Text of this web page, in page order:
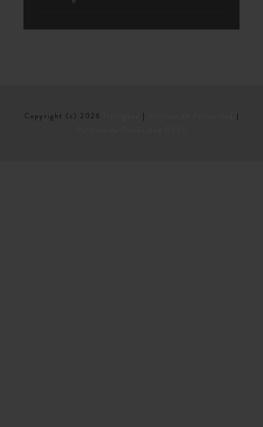
Copyright (c) 2026 |
|